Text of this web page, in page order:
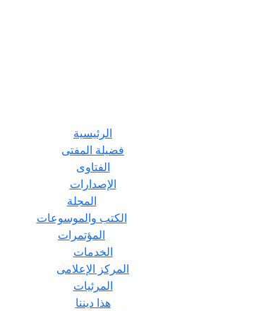
الرئيسية
فضيلة المفتى
الفتاوى
الإصدارات
المجلة
الكتب والموسوعات
المؤتمرات
الخدمات
المركز الإعلامى
المرئيات
هذا ديننا